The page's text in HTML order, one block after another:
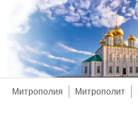
Митрополия Митрополит